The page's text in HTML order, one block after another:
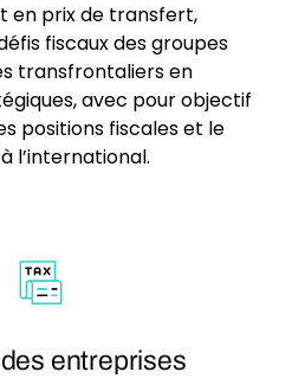
en prix de transfert,
fiscaux des groupes
transfrontaliers en
avec pour objectif
positions fiscales et le
l’international.
entreprises